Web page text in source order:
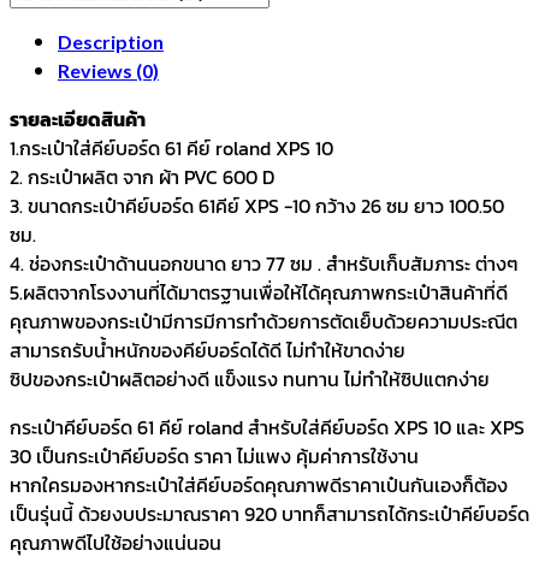
for
roland
xps
black
quantity
Description
Reviews (0)
รายละเอียดสินค้า
1.กระเป๋าใส่คีย์บอร์ด 61 คีย์ roland XPS 10
2. กระเป๋าผลิต จาก ผ้า PVC 600 D
3. ขนาดกระเป๋าคีย์บอร์ด 61คีย์ XPS -10 กว้าง 26 ซม ยาว 100.50
ซม.
4. ช่องกระเป๋าด้านนอกขนาด ยาว 77 ซม . สำหรับเก็บสัมภาระ ต่างๆ
5.ผลิตจากโรงงานที่ได้มาตรฐานเพื่อให้ได้คุณภาพกระเป๋าสินค้าที่ดี
คุณภาพของกระเป๋ามีการมีการทำด้วยการตัดเย็บด้วยความประณีต
สามารถรับน้ำหนักของคีย์บอร์ดได้ดี ไม่ทำให้ขาดง่าย
ซิปของกระเป๋าผลิตอย่างดี แข็งแรง ทนทาน ไม่ทำให้ซิปแตกง่าย
กระเป๋าคีย์บอร์ด 61 คีย์ roland สำหรับใส่คีย์บอร์ด XPS 10 และ XPS
30 เป็นกระเป๋าคีย์บอร์ด ราคา ไม่แพง คุ้มค่าการใช้งาน
หากใครมองหากระเป๋าใส่คีย์บอร์ดคุณภาพดีราคาเป๋นกันเองก็ต้อง
เป็นรุ่นนี้ ด้วยงบประมาณราคา 920 บาทก็สามารถได้กระเป๋าคีย์บอร์ด
คุณภาพดีไปใช้อย่างแน่นอน